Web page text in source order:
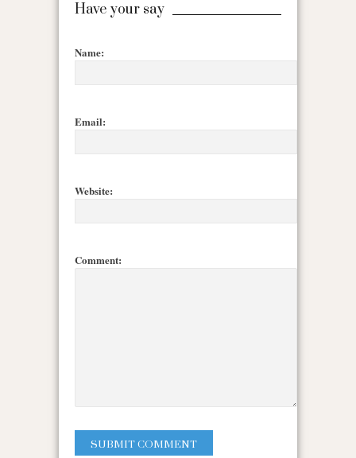
Have your say
Name:
Email:
Website:
Comment: